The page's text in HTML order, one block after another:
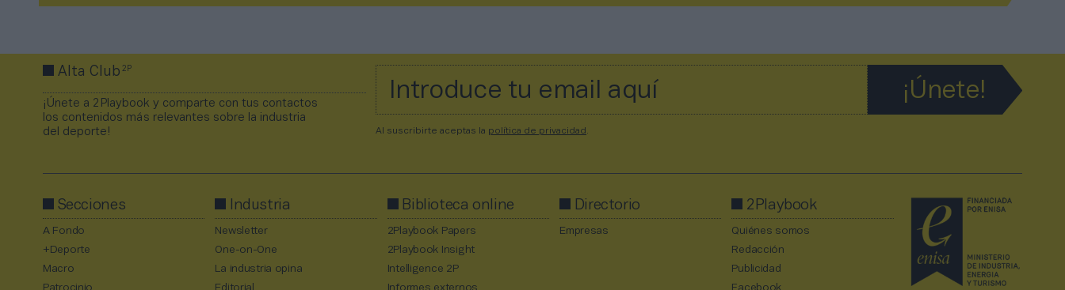
Alta Club2P
¡Únete a 2Playbook y comparte con tus contactos
los contenidos más relevantes sobre la industria
del deporte!
Al suscribirte aceptas la política de privacidad
Secciones
A Fondo
+Deporte
Macro
Industria
Newsletter
One-on-One
La industria opina
Biblioteca online
2Playbook Papers
2Playbook Insight
Intelligence 2P
Directorio
Empresas
2Playbook
Quiénes somos
Redacción
Publicidad